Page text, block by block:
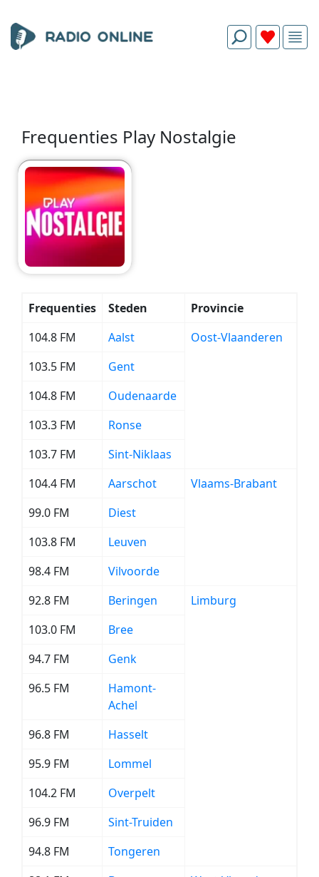
Frequenties Play Nostalgie
Frequenties Steden
Provincie
104.8 FM
Aalst
Oost-Vlaanderen
103.5 FM
Gent
104.8 FM
Oudenaarde
103.3 FM
Ronse
103.7 FM
Sint-Niklaas
104.4 FM
Aarschot
Vlaams-Brabant
99.0 FM
Diest
103.8 FM
Leuven
98.4 FM
Vilvoorde
92.8 FM
Beringen
Limburg
103.0 FM
Bree
94.7 FM
Genk
96.5 FM
Hamont-
Achel
96.8 FM
Hasselt
95.9 FM
Lommel
104.2 FM
Overpelt
96.9 FM
Sint-Truiden
94.8 FM
Tongeren